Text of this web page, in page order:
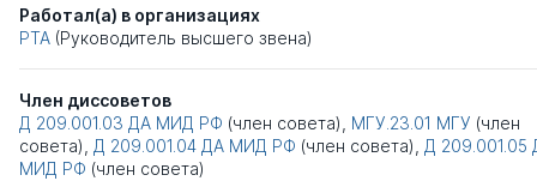
Работал(а) в организациях
РТА (Руководитель высшего звена)
Член диссоветов
Д 209.001.03 ДА МИД РФ (член совета), МГУ.23.01 МГУ (член
совета), Д 209.001.04 ДА МИД РФ (член совета), Д 209.001.05
МИД РФ (член совета)